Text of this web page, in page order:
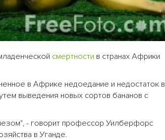
смертности в странах Африки
в Африке недоедание и недостаток в
выведения новых сортов бананов с
- говорит профессор Уилберфорс
в Уганде.